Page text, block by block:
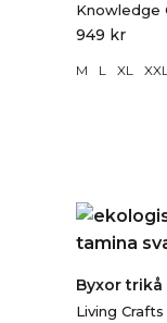
Knowledge
949 kr
M L XL
Byxor trikå
Living Crafts